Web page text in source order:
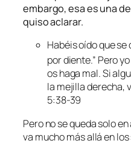
embargo, esa es una
quiso aclarar.
Habéis oído que se
por diente.” Pero
os haga mal. Si
la mejilla derecha,
5:38-39
Pero no se queda solo
va mucho más allá en